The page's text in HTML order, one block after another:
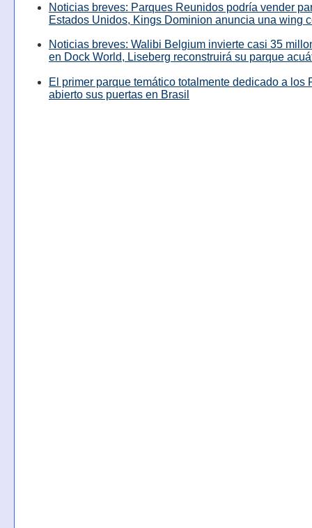
Noticias breves: Parques Reunidos podría vender
Estados Unidos, Kings Dominion anuncia una wing
Noticias breves: Walibi Belgium invierte casi 35
en Dock World, Liseberg reconstruirá su parque
El primer parque temático totalmente dedicado a los
abierto sus puertas en Brasil